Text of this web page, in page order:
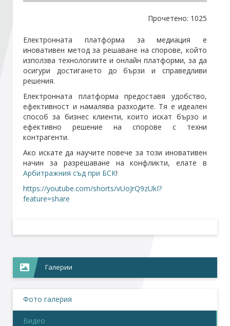
Абонирайте се!
Прочетено: 1025
Електронната платформа за медиация е
иновативен метод за решаване на спорове, който
използва технологиите и онлайн платформи, за да
осигури достигането до бързи и справедливи
решения.
Електронната платформа предоставя удобство,
ефективност и намалява разходите. Тя е идеален
способ за бизнес клиенти, които искат бързо и
ефективно решение на спорове с техни
контрагенти.
Ако искате да научите повече за този иновативен
начин за разрешаване на конфликти, елате в
Арбитражния съд при БСК!
https://youtube.com/shorts/vUoJrQ9zUkI?
feature=share
Галерии
Фото галерия
Видео